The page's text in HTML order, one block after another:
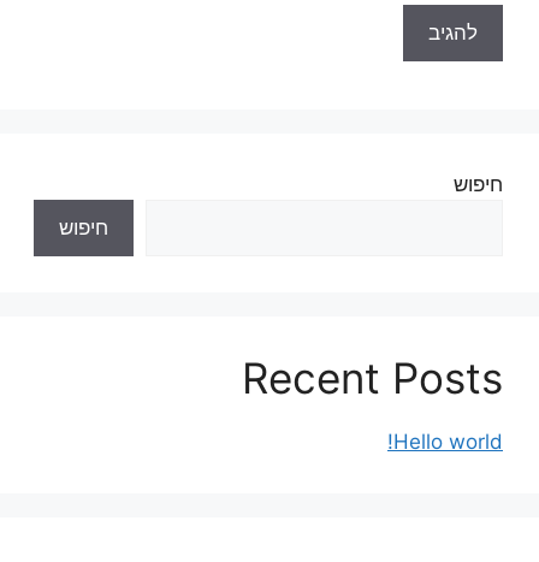
חיפוש
חיפוש
Recent Posts
Hello world!